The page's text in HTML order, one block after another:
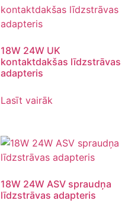
18W 24W UK
kontaktdakšas līdzstrāvas
adapteris
Lasīt vairāk
18W 24W ASV spraudņa
līdzstrāvas adapteris